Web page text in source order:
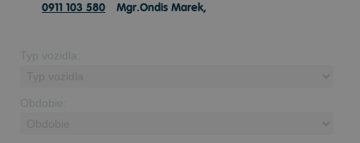
0911 103 580 Mgr.Ondis Marek,
Typ vozidla:
Obdobie: